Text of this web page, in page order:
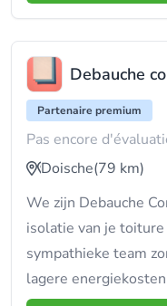
Debauche
Partenaire premium
Pas encore
Doische(79 km)
We zijn Debauche
isolatie van je
sympathieke team
lagere